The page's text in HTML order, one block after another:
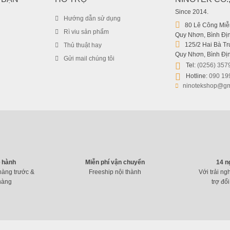
Hướng dẫn sử dụng
Rì viu sản phẩm
Thủ thuật hay
Gửi mail chúng tôi
Since 2014.
80 Lê Công
Quy Nhơn, Bình
125/2 Hai Bà
Quy Nhơn, Bình
Tel: (0256)
Hotline: 090
trước &
Miễn phí vận chuyển
Freeship nội thành
14
Với trải
trợ